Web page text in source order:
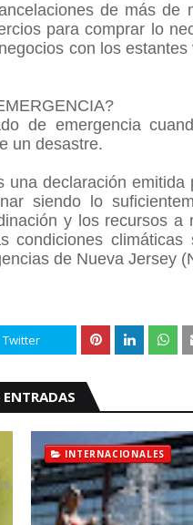
de más
para comprar lo
con los
de emergencia
un desastre.
una declaración
siendo lo
y los recursos
condiciones
de Nueva Jersey
Twitter
INTERNACIONALES